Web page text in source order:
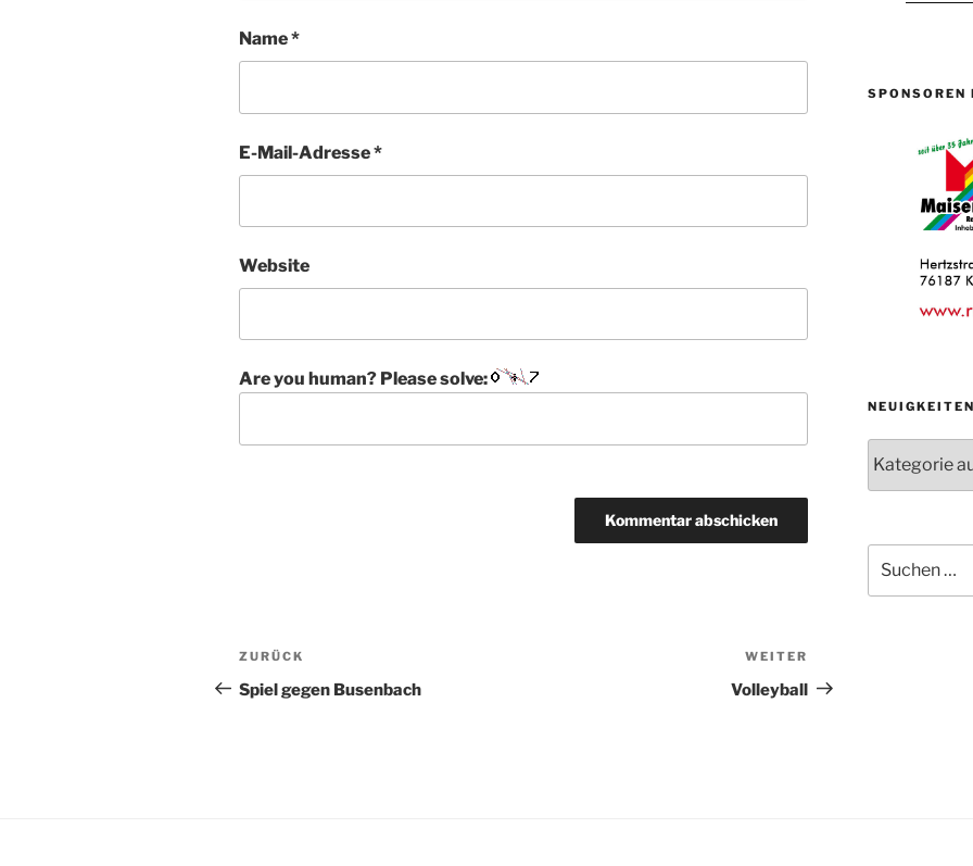
Name*
E-Mail-Adresse*
Website
Are you human? Please solve:
e
r
Beitragsnavigation
Vorheriger
Beitrag
ZURÜCK
Spiel gegen Busenbach
Beitrag
WEITER
Volleyball
SPONSOREN
der
Abteilungen
nach: